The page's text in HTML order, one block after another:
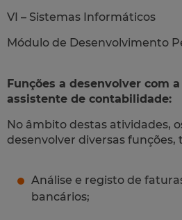
VI – Sistemas Informáticos
Módulo de Desenvolvimento
Funções a desenvolver com
assistente de contabilidade:
No âmbito destas atividades,
desenvolver diversas funções,
Análise e registo de
bancários;